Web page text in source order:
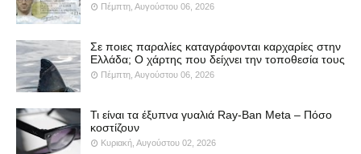
Πέμπτη, Αυγούστου 06, 2026
Σε ποιες παραλίες καταγράφονται καρχαρίες στην
Ελλάδα; Ο χάρτης που δείχνει την τοποθεσία τους
Πέμπτη, Αυγούστου 06, 2026
Τι είναι τα έξυπνα γυαλιά Ray-Ban Meta – Πόσο
κοστίζουν
Κυριακή, Αυγούστου 02, 2026